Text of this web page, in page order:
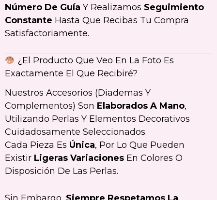
Número De Guía Y Realizamos Seguimiento
Constante Hasta Que Recibas Tu Compra
Satisfactoriamente.
¿El Producto Que Veo En La Foto Es
Exactamente El Que Recibiré?
Nuestros Accesorios (diademas Y
Complementos) Son Elaborados A Mano,
Utilizando Perlas Y Elementos Decorativos
Cuidadosamente Seleccionados.
Cada Pieza Es Única, Por Lo Que Pueden
Existir Ligeras Variaciones En Colores O
Disposición De Las Perlas.